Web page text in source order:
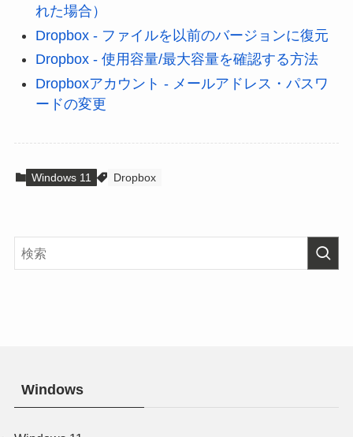
れた場合）
Dropbox - ファイルを以前のバージョンに復元
Dropbox - 使用容量/最大容量を確認する方法
Dropboxアカウント - メールアドレス・パスワ
ードの変更
Windows 11 Dropbox
Windows